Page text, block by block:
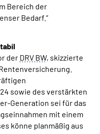
Bereich der
Bedarf.“
der DRV BW, skizzierte
sowie des verstärkten
Generation sei für das
mit einem
könne planmäßig aus